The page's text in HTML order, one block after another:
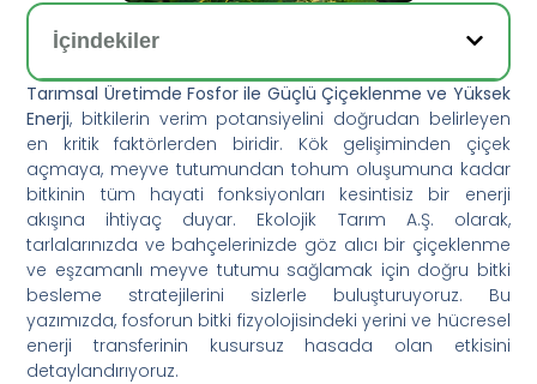
İçindekiler
Tarımsal Üretimde Fosfor ile Güçlü Çiçeklenme ve Yüksek
Enerji, bitkilerin verim potansiyelini doğrudan belirleyen
en kritik faktörlerden biridir. Kök gelişiminden çiçek
açmaya, meyve tutumundan tohum oluşumuna kadar
bitkinin tüm hayati fonksiyonları kesintisiz bir enerji
akışına ihtiyaç duyar. Ekolojik Tarım A.Ş. olarak,
tarlalarınızda ve bahçelerinizde göz alıcı bir çiçeklenme
ve eşzamanlı meyve tutumu sağlamak için doğru bitki
besleme stratejilerini sizlerle buluşturuyoruz. Bu
yazımızda, fosforun bitki fizyolojisindeki yerini ve hücresel
enerji transferinin kusursuz hasada olan etkisini
detaylandırıyoruz.